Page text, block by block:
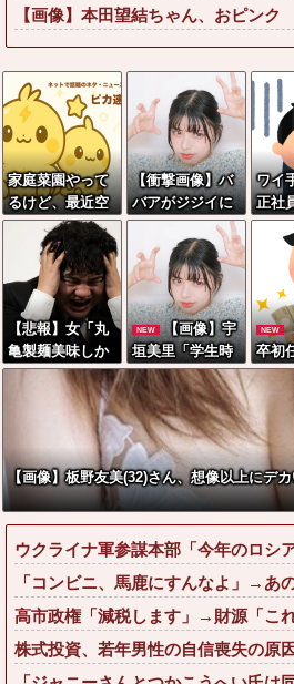
【画像】本田望結ちゃん、おピンク
家庭菜園やって
るけど、最近空
芯菜が評価され
過ぎだと思
う！！！！！
【衝撃画像】バ
バアがジジイに
チェーンソ
ー！？←一体何
があったんやコ
レw w w w w w
w w w
ワイ
正社
ウー
るん
【悲報】女「丸
亀製麺美味しか
ったね」俺「ま
た来ようよ」店
員「お会計2380
円になりまー
す」→その後
『こう』なった
んだが俺悪くな
いよ
な？？？？？？
？？
NEW
【画像】宇
垣美里「学生時
代は全然モテな
かったです」←
これほんまか
ぁ？w w w w w
w w w
NEW
卒初
の時
【画像】板野友美(32)さん、想像以上にデ
ウクライナ軍参謀本部「今年のロシ
「コンビニ、馬鹿にすんなよ」→あ
高市政権「減税します」→財源「こ
株式投資、若年男性の自信喪失の原